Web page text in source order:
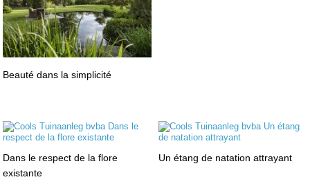
Beauté dans la simplicité
Dans le respect de la flore
existante
Un étang de natation attrayant